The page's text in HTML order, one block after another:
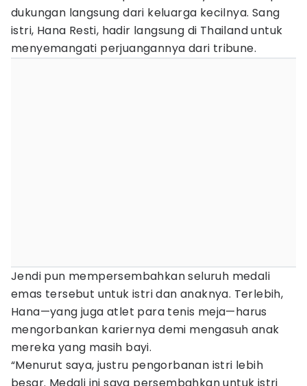
dukungan langsung dari keluarga kecilnya. Sang
istri, Hana Resti, hadir langsung di Thailand untuk
menyemangati perjuangannya dari tribune.
Jendi pun mempersembahkan seluruh medali
emas tersebut untuk istri dan anaknya. Terlebih,
Hana—yang juga atlet para tenis meja—harus
mengorbankan kariernya demi mengasuh anak
mereka yang masih bayi.
“Menurut saya, justru pengorbanan istri lebih